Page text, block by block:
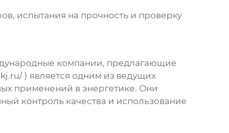
испытания на прочность и проверку
компании, предлагающие
) является одним из ведущих
применений в энергетике. Они
контроль качества и использование